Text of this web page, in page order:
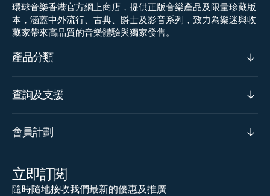
環球音樂香港官方網上商店，提供正版音樂產品及限量珍藏版
本，涵蓋中外流行、古典、爵士及影音系列，致力為樂迷與收
藏家帶來高品質的音樂體驗與獨家發售。
產品分類
查詢及支援
會員計劃
立即訂閱
隨時隨地接收我們最新的優惠及推廣